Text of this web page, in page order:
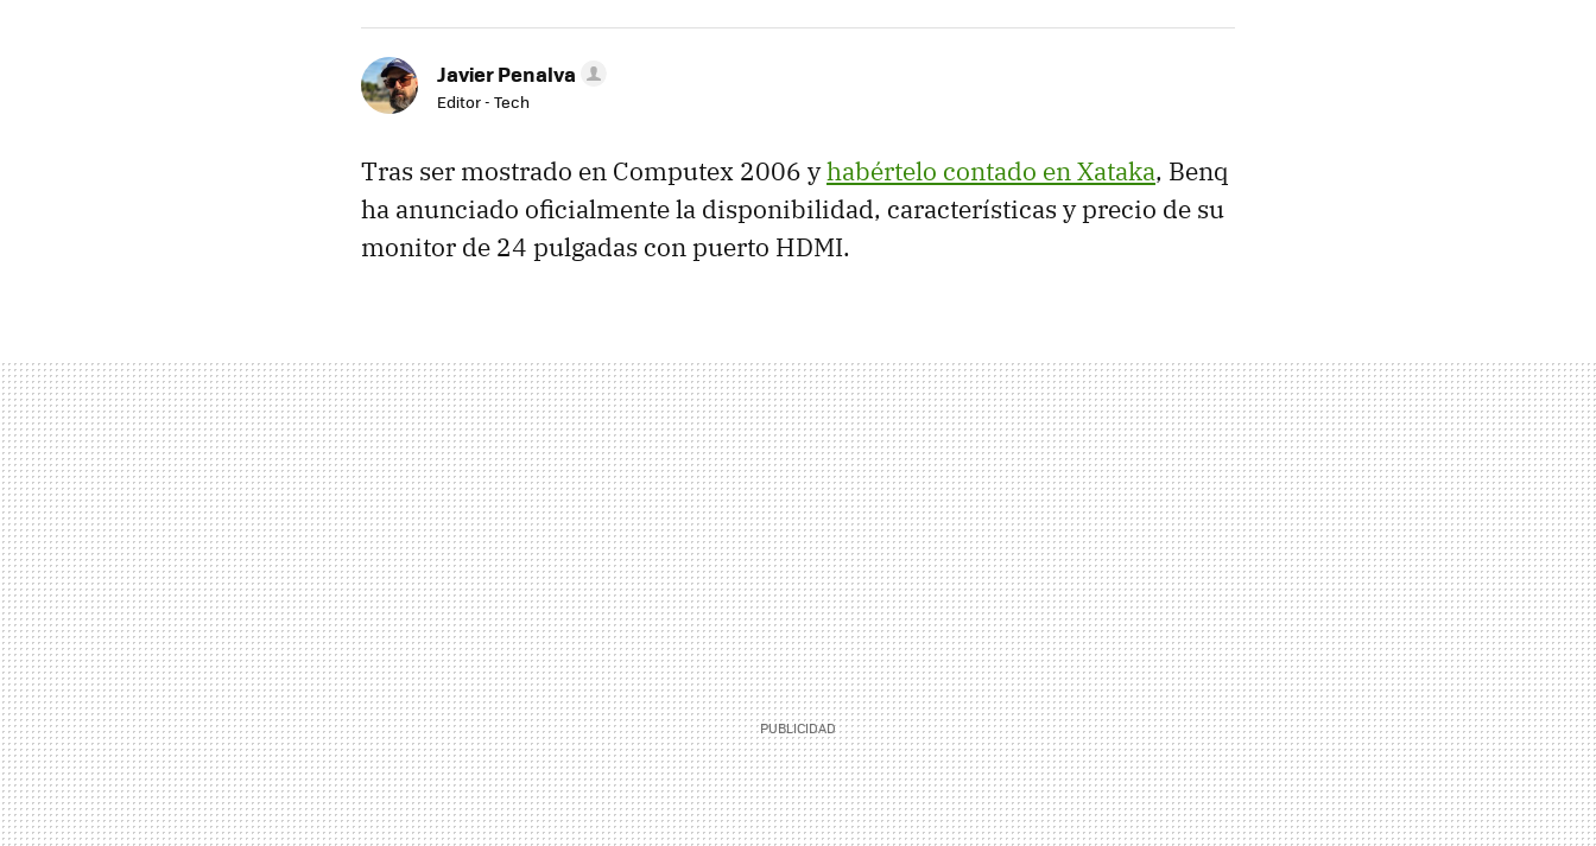
Javier Penalva
Editor - Tech
Tras ser mostrado en Computex 2006 yhabértelo contado en Xataka, Benq
ha anunciado oficialmente la disponibilidad, características y precio de su
monitor de 24 pulgadas con puerto HDMI.